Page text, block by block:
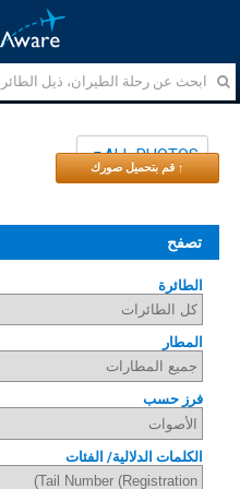
ALL PHOTOS
↑ قم بتحميل صورك
تصفح
الطائرة
المطار
فرز حسب
الكلمات الدلالية/ الفئات